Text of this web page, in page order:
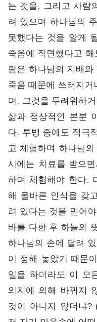
는 것을, 그리고 사람
려 있으며 하나님의
못했다는 것을 알게
죽음에 직면했다고
람은 하나님의 지배
죽음 때문에 쓰러지거
며, 그것을 두려워하
삶과 정상적인 본분
다. 투병 중에도 적극
고 체험하며 하나님
시에는 치료를 받으
하며 체험해야 한다.
해 올바른 인식을 갖
려 있다는 것을 믿어
바를 다한 후 하늘의
하나님의 손에 달려
이 정해 놓았기 때문
일을 하더라도 이 모
의지에 의해 바뀌지
것이 아니지 않더냐?